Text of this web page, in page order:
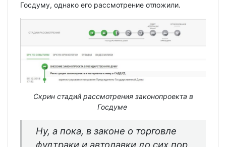
Госдуму, однако его рассмотрение отложили.
Скрин стадий рассмотрения законопроекта в
Госдуме
Ну, а пока, в законе о торговле
фудтраки и автолавки до сих пор